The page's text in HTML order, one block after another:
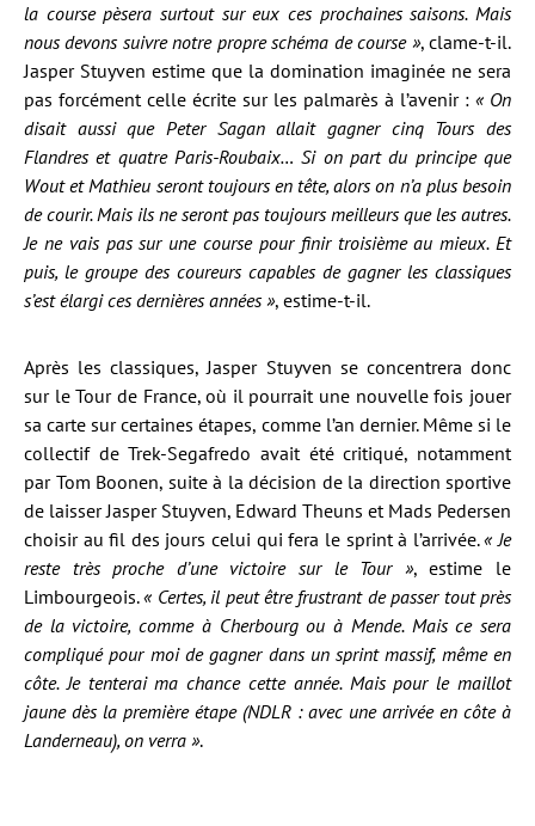
la course pèsera surtout sur eux ces prochaines saisons. Mais
nous devons suivre notre propre schéma de course », clame-t-il.
Jasper Stuyven estime que la domination imaginée ne sera
pas forcément celle écrite sur les palmarès à l’avenir : « On
disait aussi que Peter Sagan allait gagner cinq Tours des
Flandres et quatre Paris-Roubaix… Si on part du principe que
Wout et Mathieu seront toujours en tête, alors on n’a plus besoin
de courir. Mais ils ne seront pas toujours meilleurs que les autres.
Je ne vais pas sur une course pour finir troisième au mieux. Et
puis, le groupe des coureurs capables de gagner les classiques
s’est élargi ces dernières années », estime-t-il.
Après les classiques, Jasper Stuyven se concentrera donc
sur le Tour de France, où il pourrait une nouvelle fois jouer
sa carte sur certaines étapes, comme l’an dernier. Même si le
collectif de Trek-Segafredo avait été critiqué, notamment
par Tom Boonen, suite à la décision de la direction sportive
de laisser Jasper Stuyven, Edward Theuns et Mads Pedersen
choisir au fil des jours celui qui fera le sprint à l’arrivée.« Je
reste très proche d’une victoire sur le Tour », estime le
Limbourgeois.« Certes, il peut être frustrant de passer tout près
de la victoire, comme à Cherbourg ou à Mende. Mais ce sera
compliqué pour moi de gagner dans un sprint massif, même en
côte. Je tenterai ma chance cette année. Mais pour le maillot
jaune dès la première étape (NDLR : avec une arrivée en côte à
Landerneau), on verra ».